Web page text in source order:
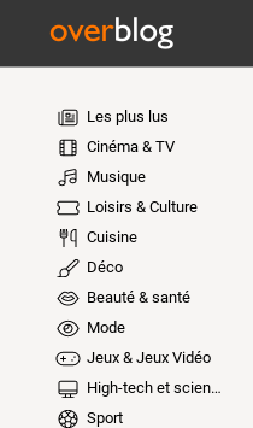
Les plus lus
Cinéma & TV
Musique
Loisirs & Culture
Cuisine
Déco
Beauté & santé
Mode
Jeux & Jeux Vidéo
High-tech et sciences
Sport